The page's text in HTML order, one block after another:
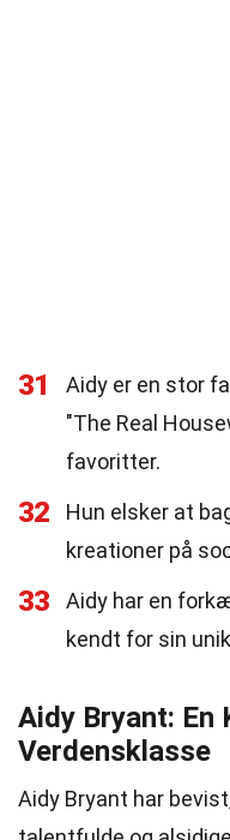
31
Aidy er en stor
"The Real
favoritter.
32
Hun elsker at
kreationer på
33 Aidy har en
kendt for sin
Aidy Bryant: En
Verdensklasse
Aidy Bryant har